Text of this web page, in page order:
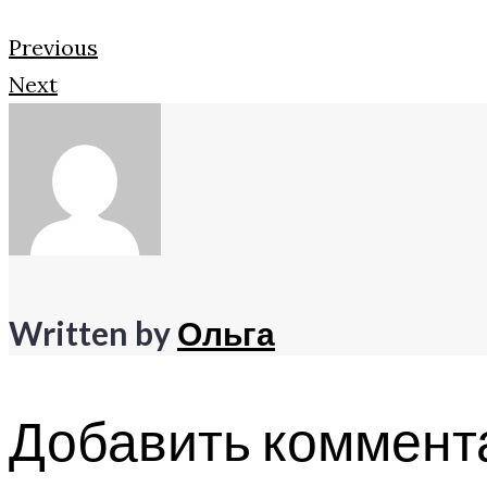
Previous
Next
Written byОльга
Добавить